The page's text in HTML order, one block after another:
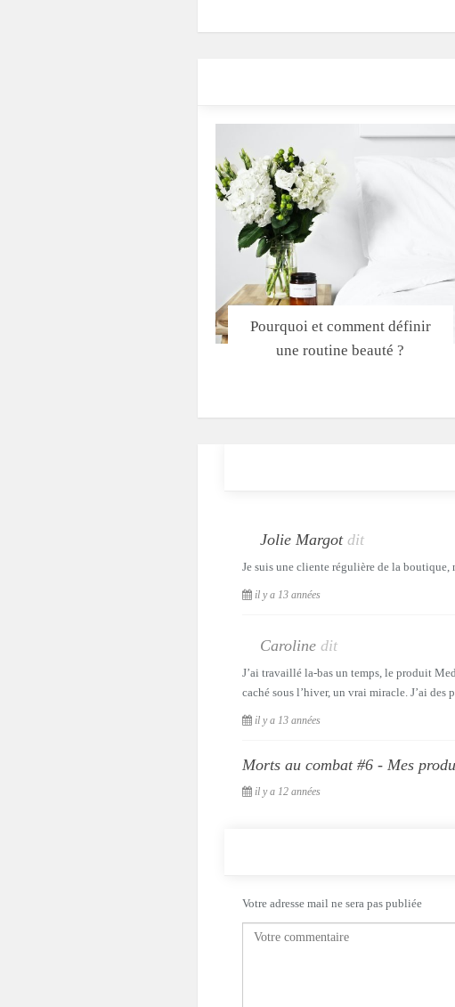
Pourquoi et comment définir
une routine beauté ?
Jolie Margot dit
Je suis une cliente régulière de la
il y a 13 années
Caroline dit
J’ai travaillé la-bas un temps, le produit
caché sous l’hiver, un vrai miracle. J’ai
il y a 13 années
Morts au combat #6 - Mes
il y a 12 années
Votre adresse mail ne sera pas publiée